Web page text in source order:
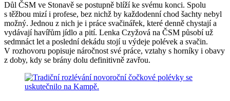
Důl ČSM ve Stonavě se postupně blíží ke svému konci. Spolu
s těžbou mizí i profese, bez nichž by každodenní chod šachty nebyl
možný. Jednou z nich je i práce svačinářek, které denně chystají a
vydávají havířům jídlo a pití. Lenka Czyžová na ČSM působí už
sedmnáct let a poslední dekádu stojí u výdeje polévek a svačin.
V rozhovoru popisuje náročnost své práce, vztahy s horníky i obavy
z doby, kdy se brány dolu definitivně zavřou.